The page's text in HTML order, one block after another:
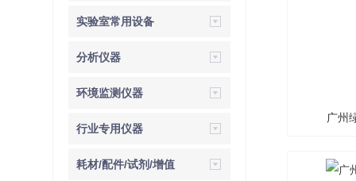
品
实验室常用设备
分析仪器
环境监测仪器
行业专用仪器
耗材/配件/试剂/增值
广州